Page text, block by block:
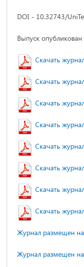
DOI - 10.32743/
Выпуск опубликован
Скачать
Скачать
Скачать
Скачать
Скачать
Скачать
Скачать
Скачать
Журнал размещен на
Журнал размещен на